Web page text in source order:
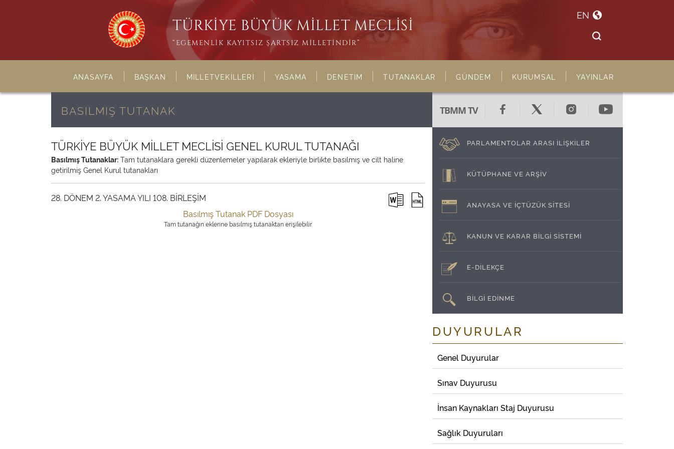
TÜRKİYE BÜYÜK MİLLET MECLİSİ
“EGEMENLİK KAYITSIZ ŞARTSIZ MİLLETİNDİR”
EN
ANASAYFA BAŞKAN MİLLETVEKİLLERİ YASAMA DENETİM TUTANAKLAR GÜNDEM KURUMSAL YAYINLAR
BASILMIŞ TUTANAK
TÜRKİYE BÜYÜK MİLLET MECLİSİ GENEL KURUL TUTANAĞI
Basılmış Tutanaklar: Tam tutanaklara gerekli düzenlemeler yapılarak ekleriyle birlikte basılmış ve cilt haline
getirilmiş Genel Kurul tutanakları
28. DÖNEM 2. YASAMA YILI 108. BİRLEŞİM
Basılmış Tutanak PDF Dosyası
Tam tutanağın eklerine basılmış tutanaktan erişilebilir.
TBMM TV
PARLAMENTOLAR ARASI İLİŞKİLER
KÜTÜPHANE VE ARŞİV
ANAYASA VE İÇTÜZÜK SİTESİ
KANUN VE KARAR BİLGİ SİSTEMİ
E-DİLEKÇE
BİLGİ EDİNME
DUYURULAR
Genel Duyurular
Sınav Duyurusu
İnsan Kaynakları Staj Duyurusu
Sağlık Duyuruları